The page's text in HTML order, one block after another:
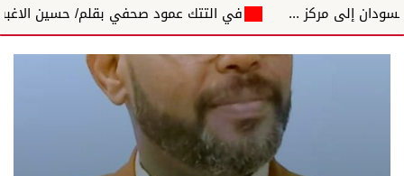
... في التتك عمود صحفي بقلم/ حسين الاغبش